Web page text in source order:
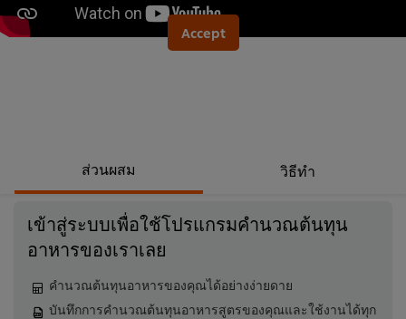
Accept
ส่วนผสม วิธีทำ
เข้าสู่ระบบเพื่อใช้โปรแกรมคำนวณต้นทุน
อาหารของเราเลย
คำนวณต้นทุนอาหารของคุณได้อย่างง่ายดาย
บันทึกการคำนวณต้นทุนอาหารสูตรของคุณและใช้งานได้ทุก